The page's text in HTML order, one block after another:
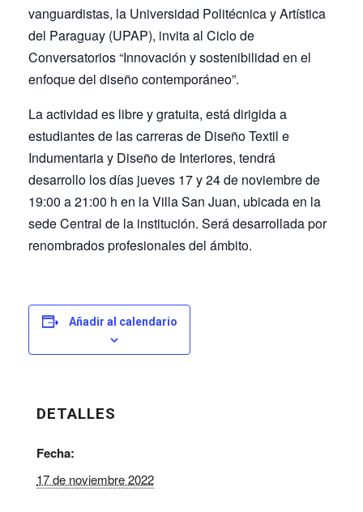
vanguardistas, la Universidad Politécnica y Artística
del Paraguay (UPAP), invita al Ciclo de
Conversatorios “Innovación y sostenibilidad en el
enfoque del diseño contemporáneo”.
La actividad es libre y gratuita, está dirigida a
estudiantes de las carreras de Diseño Textil e
Indumentaria y Diseño de Interiores, tendrá
desarrollo los días jueves 17 y 24 de noviembre de
19:00 a 21:00 h en la Villa San Juan, ubicada en la
sede Central de la institución. Será desarrollada por
renombrados profesionales del ámbito.
Añadir al calendario
DETALLES
Fecha:
17 de noviembre 2022